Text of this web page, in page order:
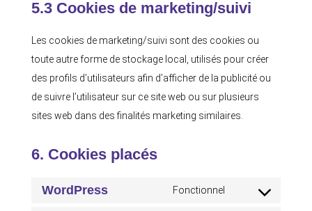
5.3 Cookies de marketing/suivi
Les cookies de marketing/suivi sont des cookies ou
toute autre forme de stockage local, utilisés pour créer
des profils d’utilisateurs afin d’afficher de la publicité ou
de suivre l’utilisateur sur ce site web ou sur plusieurs
sites web dans des finalités marketing similaires.
6. Cookies placés
WordPress Fonctionnel
Consent